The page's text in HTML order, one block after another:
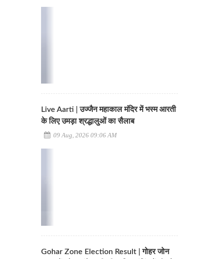
Live Aarti | उज्जैन महाकाल मंदिर में भस्म आरती
के लिए उमड़ा श्रद्धालुओं का सैलाब
09 Aug, 2026 09:06 AM
Gohar Zone Election Result | गोहर जोन